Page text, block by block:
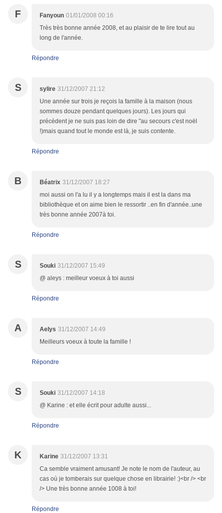
F Fanyoun 01/01/2008 00:16
Très très bonne année 2008, et au plaisir de te lire tout au
long de l'année.
Répondre
S sylire 31/12/2007 21:12
Une année sur trois je reçois la famille à la maison (nous
sommes douze pendant quelques jours). Les jours qui
précèdent je ne suis pas loin de dire "au secours c'est noël
!)mais quand tout le monde est là, je suis contente.
Répondre
B Béatrix 31/12/2007 18:27
moi aussi on l'a lu il y a longtemps mais il est la dans ma
bibliothèque et on aime bien le ressortir ..en fin d'année..une
très bonne année 2007à toi.
Répondre
S Souki 31/12/2007 15:49
@ aleys : meilleur voeux à toi aussi
Répondre
A Aelys 31/12/2007 14:49
Meilleurs voeux à toute la famille !
Répondre
S Souki 31/12/2007 14:18
@ Karine : et elle écrit pour adulte aussi...
Répondre
K Karine 31/12/2007 13:31
Ca semble vraiment amusant! Je note le nom de l'auteur, au
cas où je tomberais sur quelque chose en librairie! :)<br /> <br
/> Une très bonne année 1008 à toi!
Répondre